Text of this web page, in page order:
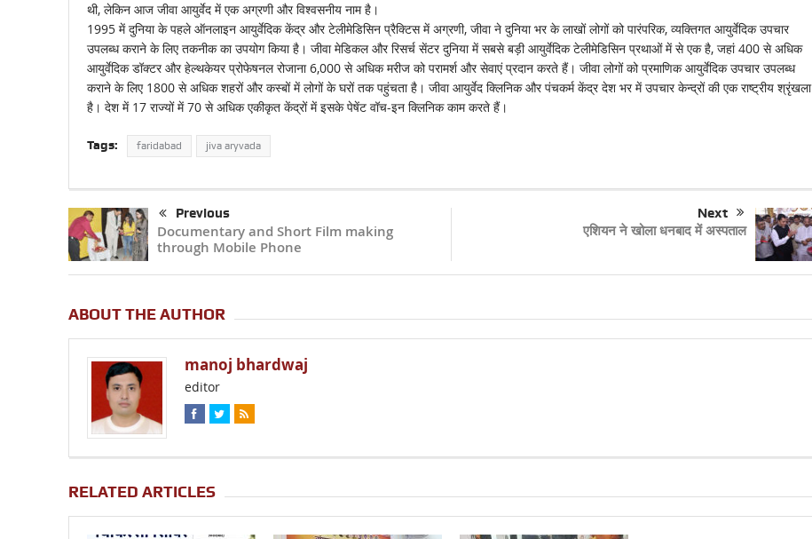
थी, लेकिन आज जीवा आयुर्वेद में एक अग्रणी और विश्वसनीय नाम है।
1995 में दुनिया के पहले ऑनलाइन आयुर्वेदिक केंद्र और टेलीमेडिसिन प्रैक्टिस में अग्रणी, जीवा ने दुनिया भर के लाखों लोगों को पारंपरिक, व्यक्तिगत आयुर्वेदिक उपचार
उपलब्ध कराने के लिए तकनीक का उपयोग किया है। जीवा मेडिकल और रिसर्च सेंटर दुनिया में सबसे बड़ी आयुर्वेदिक टेलीमेडिसिन प्रथाओं में से एक है, जहां 400 से अधिक
आयुर्वेदिक डॉक्टर और हेल्थकेयर प्रोफेषनल रोजाना 6,000 से अधिक मरीज को परामर्श और सेवाएं प्रदान करते हैं। जीवा लोगों को प्रमाणिक आयुर्वेदिक उपचार उपलब्ध
कराने के लिए 1800 से अधिक शहरों और कस्बों में लोगों के घरों तक पहुंचता है। जीवा आयुर्वेद क्लिनिक और पंचकर्म केंद्र देश भर में उपचार केन्द्रों की एक राष्ट्रीय श्रृंखला
है। देश में 17 राज्यों में 70 से अधिक एकीकृत केंद्रों में इसके पेषेंट वॉच-इन क्लिनिक काम करते हैं।
Tags: faridabad jiva aryvada
Previous
Documentary and Short Film making
through Mobile Phone
Next
एशियन ने खोला धनबाद में अस्पताल
ABOUT THE AUTHOR
manoj bhardwaj
editor
RELATED ARTICLES